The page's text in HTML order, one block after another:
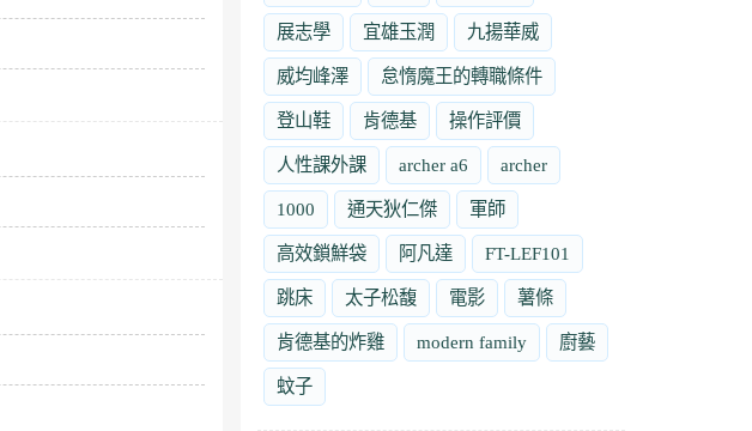
展志學 宜雄玉潤 九揚華威
威均峰澤 怠惰魔王的轉職條件
登山鞋 肯德基 操作評價
人性課外課 archer a6 archer
1000 通天狄仁傑 軍師
高效鎖鮮袋 阿凡達 FT-LEF101
跳床 太子松馥 電影 薯條
肯德基的炸雞 modern family 廚藝
蚊子